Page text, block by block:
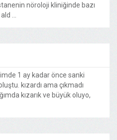
nöroloji kliniğinde bazı
...
1 ay kadar önce sanki
kızardı ama çıkmadı
kızarık ve büyük oluyo,